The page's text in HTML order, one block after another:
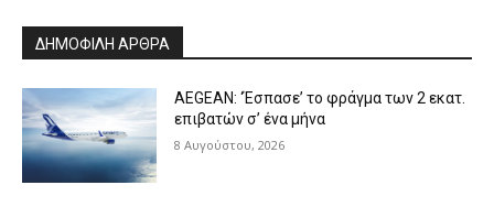
ΔΗΜΟΦΙΛΗ ΑΡΘΡΑ
AEGEAN: ‘Έσπασε’ το φράγμα των 2 εκατ.
επιβατών σ’ ένα μήνα
8 Αυγούστου, 2026